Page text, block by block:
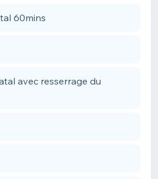
60mins
avec resserrage du